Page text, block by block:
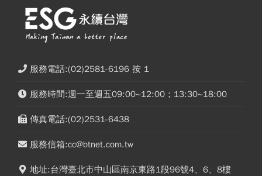
服務電話:(02)2581-6196 按 1
服務時間:週一至週五09:00~12:00；13:30~18:00
傳真電話:(02)2531-6438
服務信箱:cc@btnet.com.tw
地址:台灣臺北市中山區南京東路1段96號4、6、8樓